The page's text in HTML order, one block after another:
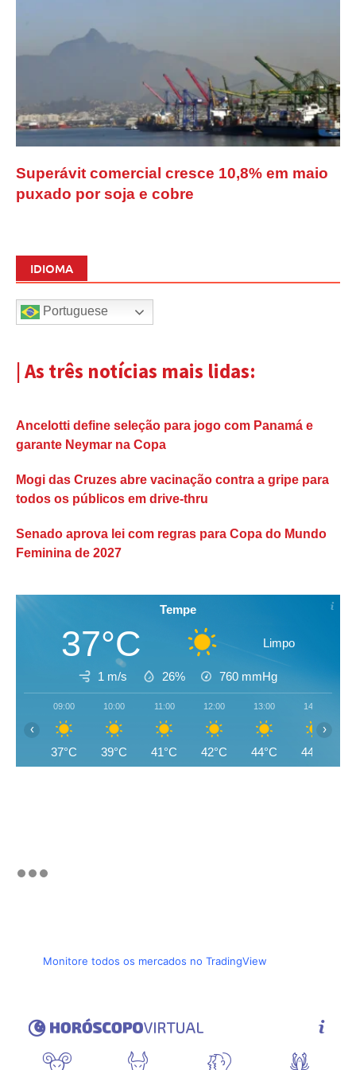
Superávit comercial cresce 10,8% em maio
puxado por soja e cobre
IDIOMA
Portuguese
| As três notícias mais lidas:
Ancelotti define seleção para jogo com Panamá e
garante Neymar na Copa
Mogi das Cruzes abre vacinação contra a gripe para
todos os públicos em drive-thru
Senado aprova lei com regras para Copa do Mundo
Feminina de 2027
Tempe
37°C Limpo
1 m/s 26% 760 mmHg
09:00
37°C
10:00
39°C
11:00
41°C
12:00
42°C
13:00
44°C
14:00
44°C
‹ ›
Monitore todos os mercados no TradingView